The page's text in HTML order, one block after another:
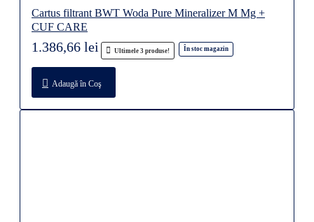
Cartus filtrant BWT Woda Pure Mineralizer M Mg +
CUF CARE
Ultimele 3 produse! În stoc magazin
1.386,66 lei
Adaugă în Coş